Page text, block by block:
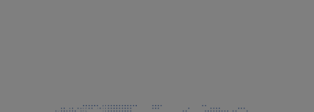
info@faeg.it